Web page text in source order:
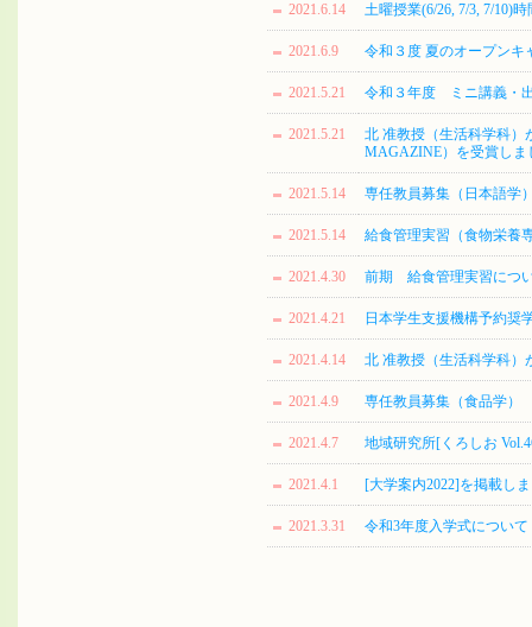
2021.6.14 土曜授業(6/26, 7/3, 7/10)時
2021.6.9 令和３度 夏のオープンキ
2021.5.21 令和３年度 ミニ講義・
2021.5.21
北 准教授（生活科学科）
MAGAZINE）を受賞しま
2021.5.14 専任教員募集（日本語学
2021.5.14 給食管理実習（食物栄養
2021.4.30 前期 給食管理実習につ
2021.4.21 日本学生支援機構予約奨
2021.4.14 北 准教授（生活科学科）
2021.4.9 専任教員募集（食品学）
2021.4.7 地域研究所[くろしお
2021.4.1 [大学案内2022]を掲載し
2021.3.31 令和3年度入学式について